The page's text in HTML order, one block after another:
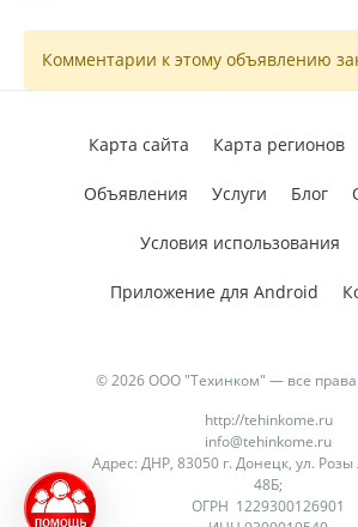
Комментарии к этому объявлению
© 2026 ООО "Техинком" — все
http://tehinkome.ru
info@tehinkome.ru
Адрес: ДНР, 83050 г. Донецк, ул.
48Б;
ОГРН 1229300126901
Карта сайта Карта регионов
Объявления Услуги Блог
Условия использования
Приложение для Android